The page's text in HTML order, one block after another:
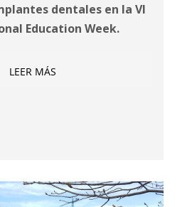
dentales en la VI
Education Week.
LEER MÁS